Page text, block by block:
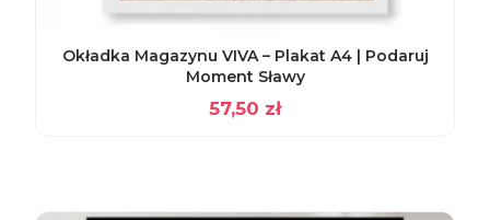
Okładka Magazynu VIVA – Plakat A4 | Podaruj
Moment Sławy
57,50 zł